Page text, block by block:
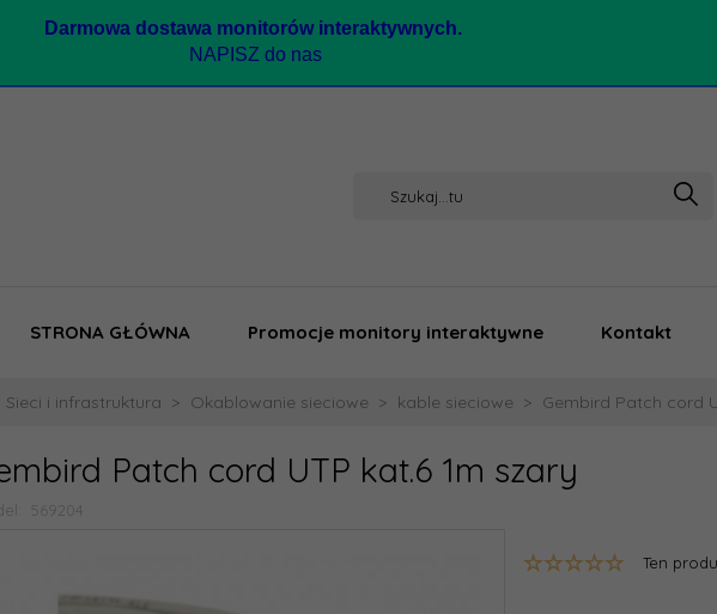
Darmowa dostawa monitorów interaktywnych.
NAPISZ do nas
STRONA GŁÓWNA Promocje monitory interaktywne Kontakt
Sieci i infrastruktura Okablowanie sieciowe kable sieciowe Gembird Patch cord
Patch cord UTP kat.6 1m szary
569204
Ten